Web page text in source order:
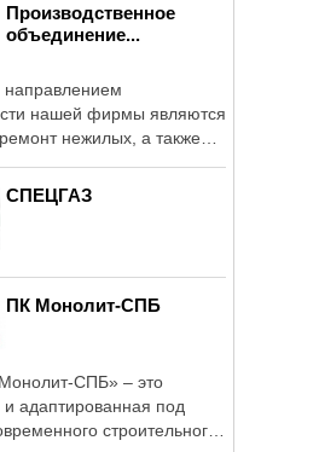
Производственное
объединение...
нашей фирмы являются
нежилых, а также
СПЕЦГАЗ
ПК Монолит-СПБ
СПБ» – это
и адаптированная под
строительного